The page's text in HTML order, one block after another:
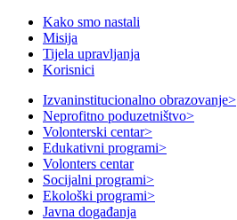
Kako smo nastali
Misija
Tijela upravljanja
Korisnici
Izvaninstitucionalno obrazovanje>
Neprofitno poduzetništvo>
Volonterski centar>
Edukativni programi>
Volonters centar
Socijalni programi>
Ekološki programi>
Javna događanja